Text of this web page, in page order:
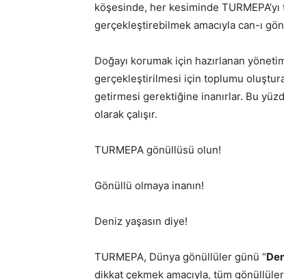
köşesinde, her kesiminde
gerçekleştirebilmek amacıyla can-ı
Doğayı korumak için hazırlanan
gerçekleştirilmesi için toplumu
getirmesi gerektiğine inanırlar. Bu
olarak çalışır.
TURMEPA gönüllüsü olun!
Gönüllü olmaya inanın!
Deniz yaşasın diye!
TURMEPA, Dünya gönüllüler günü “
dikkat çekmek amacıyla, tüm